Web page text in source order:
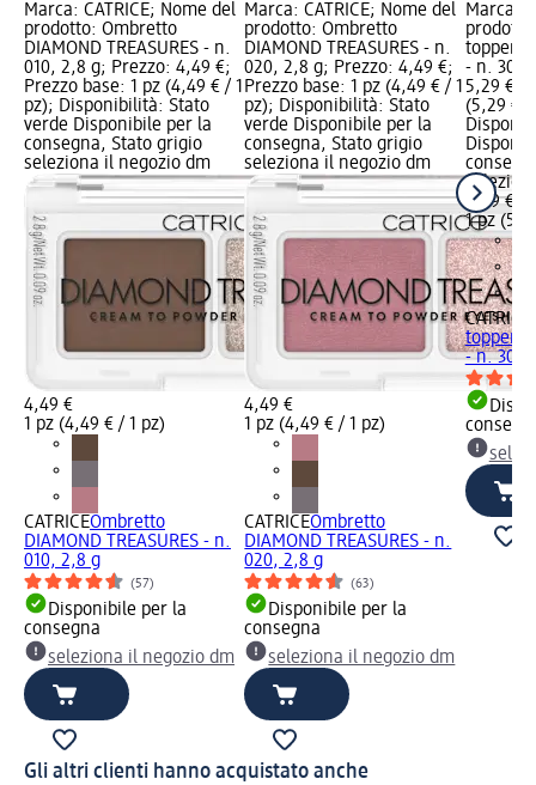
Marca: CATRICE; Nome del
prodotto: Ombretto
DIAMOND TREASURES - n.
010, 2,8 g; Prezzo: 4,49 €;
Prezzo base: 1 pz (4,49 € / 1
pz); Disponibilità: Stato
verde Disponibile per la
consegna, Stato grigio
seleziona il negozio dm
4,49 €
1 pz (4,49 € / 1 pz)
CATRICEOmbretto
DIAMOND TREASURES - n.
010, 2,8 g
(57)
Disponibile per la
consegna
seleziona il negozio dm
Marca: CATRICE; Nome del
prodotto: Ombretto
DIAMOND TREASURES - n.
020, 2,8 g; Prezzo: 4,49 €;
Prezzo base: 1 pz (4,49 € / 1
pz); Disponibilità: Stato
verde Disponibile per la
consegna, Stato grigio
seleziona il negozio dm
4,49 €
1 pz (4,49 € / 1 pz)
CATRICEOmbretto
DIAMOND TREASURES - n.
020, 2,8 g
(63)
Disponibile per la
consegna
seleziona il negozio dm
Marca:
topper
- n. 30,
5,29 €;
(5,29 € /
5,29 €
1 pz
CATRICE
topper
- n. 30,
Gli altri clienti hanno acquistato anche